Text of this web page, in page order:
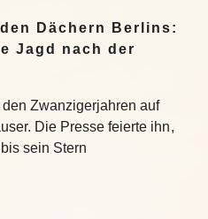
Dächern Berlins:
Jagd nach der
Zwanzigerjahren auf
Die Presse feierte ihn,
sein Stern